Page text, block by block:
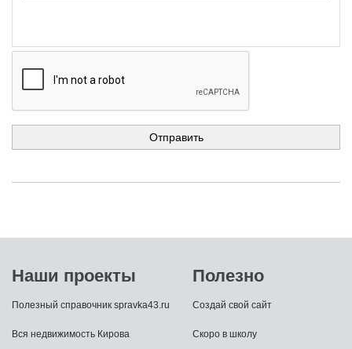
Наши проекты
Полезный справочник spravka43.ru
Вся недвижимость Кирова
Полезно
Создай свой сайт
Скоро в школу